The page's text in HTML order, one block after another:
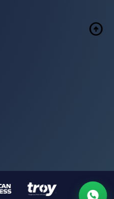
arrow_circle_up